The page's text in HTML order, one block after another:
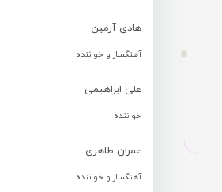
هادی آرمین
آهنگساز و خواننده
علی ابراهیمی
خواننده
عمران طاهری
آهنگساز و خواننده